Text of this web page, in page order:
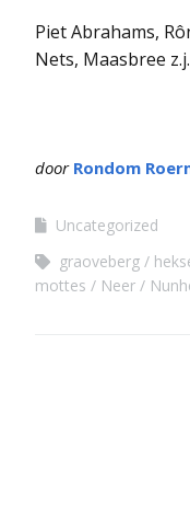
Piet Abrahams,
Nets, Maasbree z.j.
door Rondom
Uncategorized
graoveberg
mottes
Neer